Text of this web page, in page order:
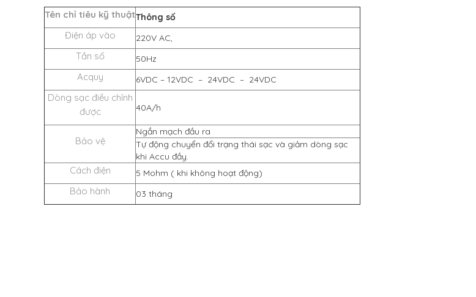
Tên chỉ tiêu kỹ thuậtThông số
Điện áp vào 220V AC,
Tần số 50Hz
Acquy 6VDC – 12VDC – 24VDC – 24VDC
Dòng sạc điều chỉnh
được
40A/h
Bảo vệ
Ngắn mạch đầu ra
Tự động chuyển đổi trạng thái sạc và giảm dòng sạc
khi Accu đầy.
Cách điện 5 Mohm ( khi không hoạt động)
Bảo hành 03 tháng